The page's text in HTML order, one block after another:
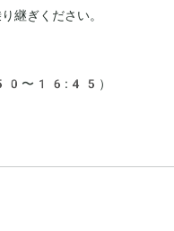
継ぎください。
〜16:45）